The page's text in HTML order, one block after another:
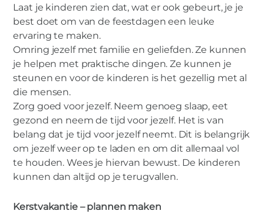
Laat je kinderen zien dat, wat er ook gebeurt, je je
best doet om van de feestdagen een leuke
ervaring te maken.
Omring jezelf met familie en geliefden. Ze kunnen
je helpen met praktische dingen. Ze kunnen je
steunen en voor de kinderen is het gezellig met al
die mensen.
Zorg goed voor jezelf. Neem genoeg slaap, eet
gezond en neem de tijd voor jezelf. Het is van
belang dat je tijd voor jezelf neemt. Dit is belangrijk
om jezelf weer op te laden en om dit allemaal vol
te houden. Wees je hiervan bewust. De kinderen
kunnen dan altijd op je terugvallen.
Kerstvakantie – plannen maken